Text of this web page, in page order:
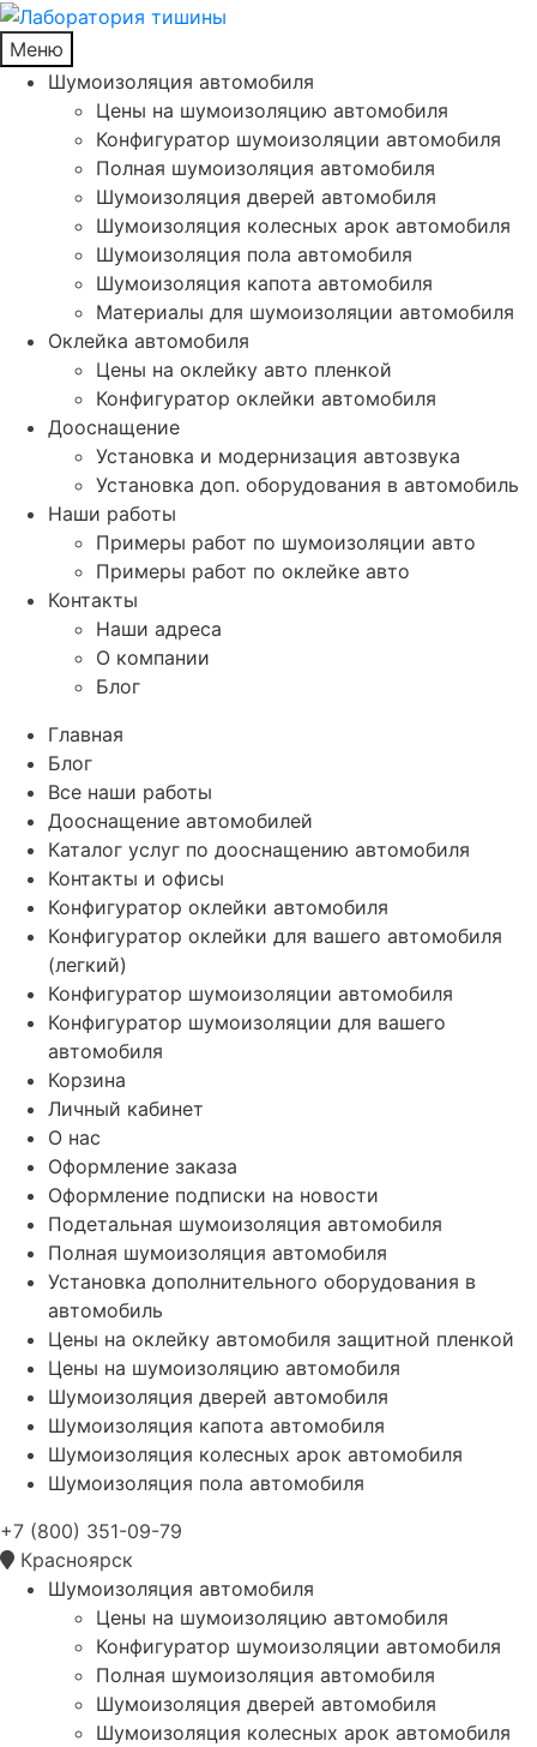
Меню
Шумоизоляция автомобиля
Цены на шумоизоляцию автомобиля
Конфигуратор шумоизоляции автомобиля
Полная шумоизоляция автомобиля
Шумоизоляция дверей автомобиля
Шумоизоляция колесных арок автомобиля
Шумоизоляция пола автомобиля
Шумоизоляция капота автомобиля
Материалы для шумоизоляции автомобиля
Оклейка автомобиля
Цены на оклейку авто пленкой
Конфигуратор оклейки автомобиля
Дооснащение
Установка и модернизация автозвука
Установка доп. оборудования в автомобиль
Наши работы
Примеры работ по шумоизоляции авто
Примеры работ по оклейке авто
Контакты
Наши адреса
О компании
Блог
Главная
Блог
Все наши работы
Дооснащение автомобилей
Каталог услуг по дооснащению автомобиля
Контакты и офисы
Конфигуратор оклейки автомобиля
Конфигуратор оклейки для вашего автомобиля
(легкий)
Конфигуратор шумоизоляции автомобиля
Конфигуратор шумоизоляции для вашего
автомобиля
Корзина
Личный кабинет
О нас
Оформление заказа
Оформление подписки на новости
Подетальная шумоизоляция автомобиля
Полная шумоизоляция автомобиля
Установка дополнительного оборудования в
автомобиль
Цены на оклейку автомобиля защитной пленкой
Цены на шумоизоляцию автомобиля
Шумоизоляция дверей автомобиля
Шумоизоляция капота автомобиля
Шумоизоляция колесных арок автомобиля
Шумоизоляция пола автомобиля
+7 (800) 351-09-79
Красноярск
Шумоизоляция автомобиля
Цены на шумоизоляцию автомобиля
Конфигуратор шумоизоляции автомобиля
Полная шумоизоляция автомобиля
Шумоизоляция дверей автомобиля
Шумоизоляция колесных арок автомобиля